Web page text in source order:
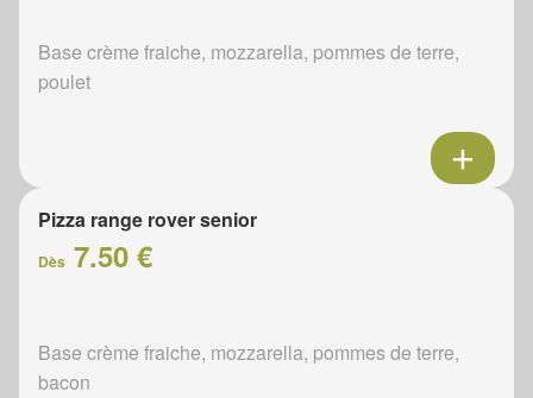
Base crème fraiche, mozzarella, pommes de terre,
poulet
Pizza range rover senior
Dès 7.50 €
Base crème fraiche, mozzarella, pommes de terre,
bacon